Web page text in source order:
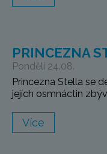
PRINCEZNA
Pondělí 24.08.
Princezna Stella se
jejích osmnáctin
Více